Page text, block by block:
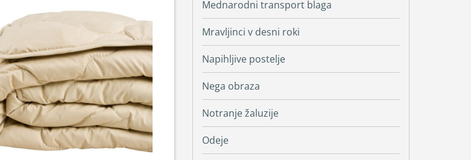
Mednarodni transport blaga
Mravljinci v desni roki
Napihljive postelje
Nega obraza
Notranje žaluzije
Odeje